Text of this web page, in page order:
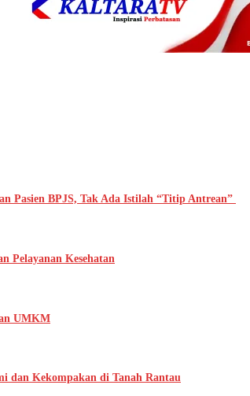
Pasien BPJS, Tak Ada Istilah “Titip Antrean”
Pelayanan Kesehatan
UMKM
dan Kekompakan di Tanah Rantau